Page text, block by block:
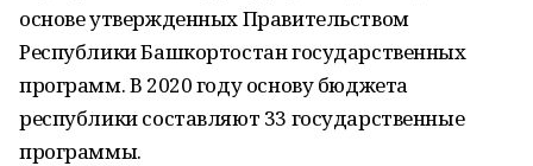
основе утвержденных Правительством
Республики Башкортостан государственных
программ. В 2020 году основу бюджета
республики составляют 33 государственные
программы.